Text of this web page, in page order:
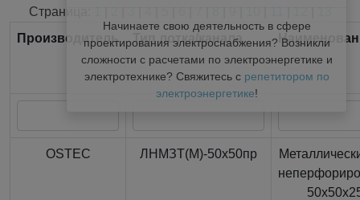
Начинаете свою деятельность в сфере
проектирования электроснабжения? Возникли
сложности с расчетами по электроэнергетике и
электротехнике? Свяжитесь с репетитором по
электроэнергетике!
Страница:
Производитель
Тип лотка/канала
OSTEC ЛНМЗТ(М)-50x50пр